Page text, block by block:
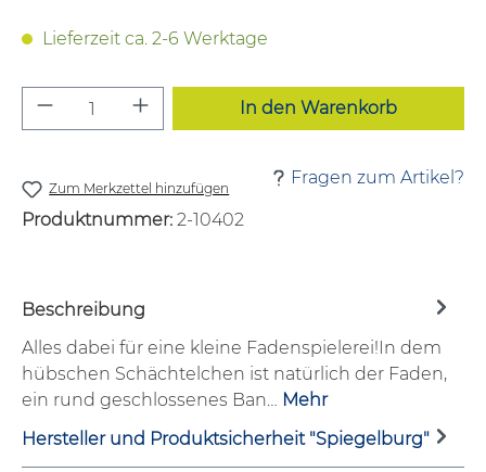
Lieferzeit ca. 2-6 Werktage
Produkt Anzahl: Gib den
In den Warenkorb
Zum Merkzettel hinzufügen
Fragen zum Artikel?
Produktnummer: 2-10402
Beschreibung
Alles dabei für eine kleine Fadenspielerei!In dem
hübschen Schächtelchen ist natürlich der Faden,
ein rund geschlossenes Ban… Mehr
Hersteller und Produktsicherheit "Spiegelburg"